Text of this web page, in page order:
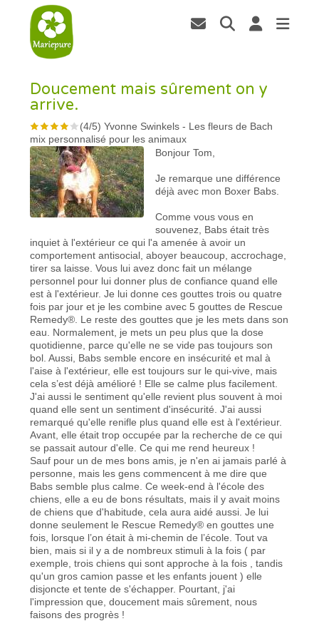
Doucement mais sûrement on y
arrive.
(4/5)Yvonne Swinkels - Les fleurs de Bach
mix personnalisé pour les animaux
Bonjour Tom,
Je remarque une différence
déjà avec mon Boxer Babs.
Comme vous vous en
souvenez, Babs était très
inquiet à l'extérieur ce qui l'a amenée à avoir un
comportement antisocial, aboyer beaucoup, accrochage,
tirer sa laisse. Vous lui avez donc fait un mélange
personnel pour lui donner plus de confiance quand elle
est à l'extérieur. Je lui donne ces gouttes trois ou quatre
fois par jour et je les combine avec 5 gouttes de Rescue
Remedy®. Le reste des gouttes que je les mets dans son
eau. Normalement, je mets un peu plus que la dose
quotidienne, parce qu'elle ne se vide pas toujours son
bol. Aussi, Babs semble encore en insécurité et mal à
l'aise à l'extérieur, elle est toujours sur le qui-vive, mais
cela s’est déjà amélioré ! Elle se calme plus facilement.
J'ai aussi le sentiment qu'elle revient plus souvent à moi
quand elle sent un sentiment d'insécurité. J'ai aussi
remarqué qu'elle renifle plus quand elle est à l'extérieur.
Avant, elle était trop occupée par la recherche de ce qui
se passait autour d'elle. Ce qui me rend heureux !
Sauf pour un de mes bons amis, je n'en ai jamais parlé à
personne, mais les gens commencent à me dire que
Babs semble plus calme. Ce week-end à l'école des
chiens, elle a eu de bons résultats, mais il y avait moins
de chiens que d'habitude, cela aura aidé aussi. Je lui
donne seulement le Rescue Remedy® en gouttes une
fois, lorsque l’on était à mi-chemin de l’école. Tout va
bien, mais si il y a de nombreux stimuli à la fois ( par
exemple, trois chiens qui sont approche à la fois , tandis
qu'un gros camion passe et les enfants jouent ) elle
disjoncte et tente de s'échapper. Pourtant, j'ai
l'impression que, doucement mais sûrement, nous
faisons des progrès !